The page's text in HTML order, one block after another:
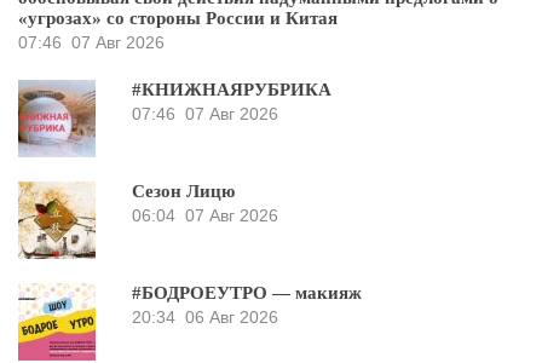
«угрозах» со стороны России и Китая
07:46 07 Авг 2026
#КНИЖНАЯРУБРИКА
07:46 07 Авг 2026
Сезон Лицю
06:04 07 Авг 2026
#БОДРОЕУТРО — макияж
20:34 06 Авг 2026